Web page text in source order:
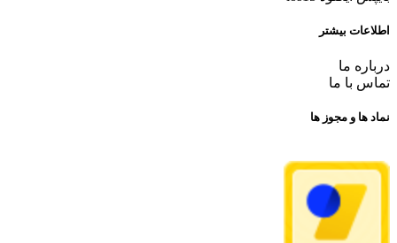
اطلاعات بیشتر
درباره ما
تماس با ما
نماد ها و مجوز ها